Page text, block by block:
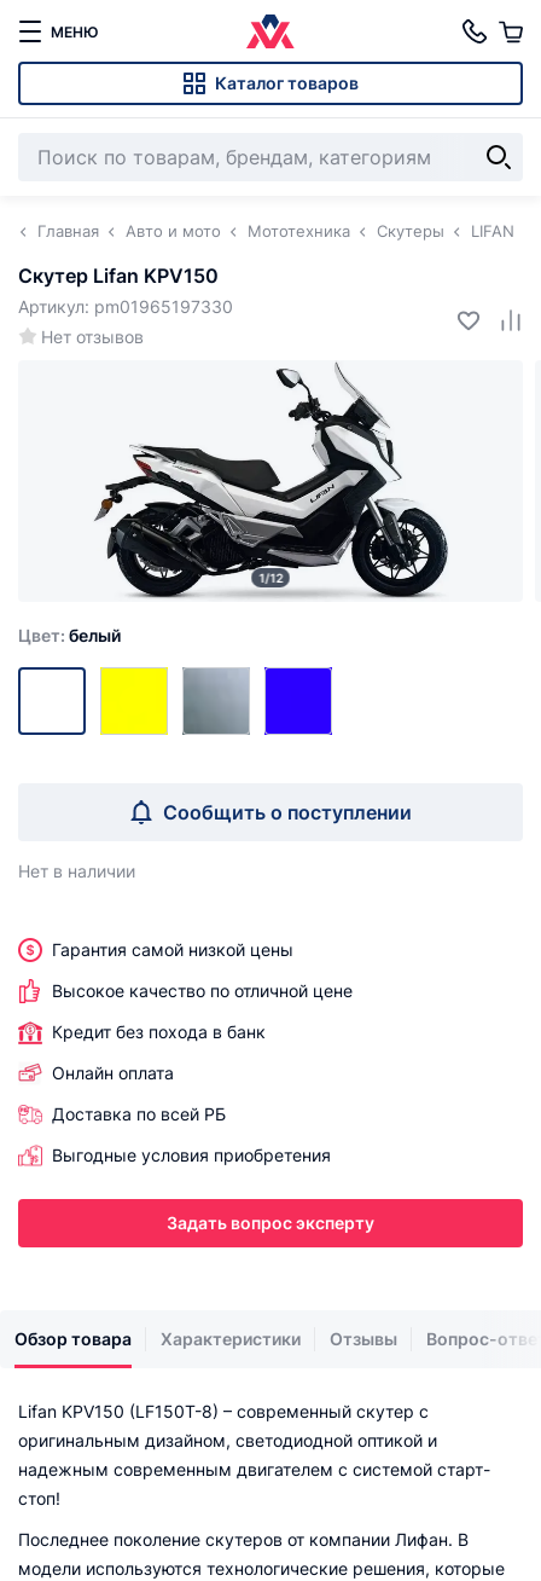
МЕНЮ
Каталог товаров
Главная Авто и мото Мототехника Скутеры LIFAN
Скутер Lifan KPV150
Нет отзывов
Артикул: pm01965197330
1/12
Цвет: белый
Сообщить о поступлении
Нет в наличии
Гарантия самой низкой цены
Высокое качество по отличной цене
Кредит без похода в банк
Онлайн оплата
Доставка по всей РБ
Выгодные условия приобретения
Задать вопрос эксперту
Обзор товара Характеристики Отзывы Вопрос-
Lifan KPV150 (LF150T-8) – современный скутер с
оригинальным дизайном, светодиодной оптикой и
надежным современным двигателем с системой старт-
стоп!
Последнее поколение скутеров от компании Лифан. В
модели используются технологические решения, которые